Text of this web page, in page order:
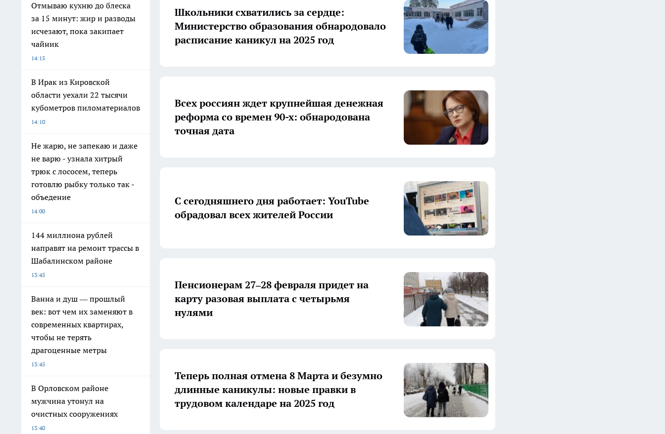
Отмываю кухню до блеска
за 15 минут: жир и разводы
исчезают, пока закипает
чайник
14:15
В Ирак из Кировской
области уехали 22 тысячи
кубометров пиломатериалов
14:10
Не жарю, не запекаю и даже
не варю - узнала хитрый
трюк с лососем, теперь
готовлю рыбку только так -
объедение
14:00
144 миллиона рублей
направят на ремонт трассы в
Шабалинском районе
13:45
Ванна и душ — прошлый
век: вот чем их заменяют в
современных квартирах,
чтобы не терять
драгоценные метры
13:45
В Орловском районе
мужчина утонул на
очистных сооружениях
13:40
Школьники схватились за сердце:
Министерство образования обнародовало
расписание каникул на 2025 год
Всех россиян ждет крупнейшая денежная
реформа со времен 90-х: обнародована
точная дата
С сегодняшнего дня работает: YouTube
обрадовал всех жителей России
Пенсионерам 27–28 февраля придет на
карту разовая выплата с четырьмя
нулями
Теперь полная отмена 8 Марта и безумно
длинные каникулы: новые правки в
трудовом календаре на 2025 год